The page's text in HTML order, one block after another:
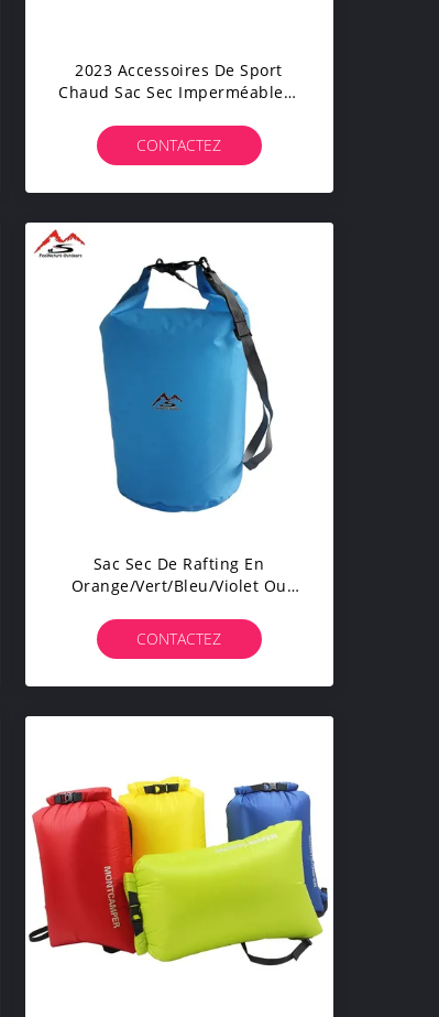
2023 Accessoires De Sport
Chaud Sac Sec Imperméable À
CONTACTEZ
Sac Sec De Rafting En
Orange/vert/bleu/violet Ou
Expéditions Nautiques
CONTACTEZ